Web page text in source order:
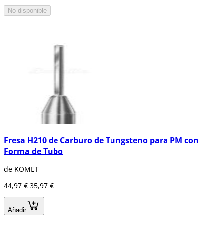
No disponible
Fresa H210 de Carburo de Tungsteno para PM con
Forma de Tubo
de KOMET
44,97 € 35,97 €
Añadir